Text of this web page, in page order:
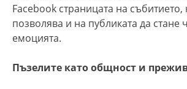
Facebook страницата на събитието,
позволява и на публиката да стане
емоцията.
Пъзелите като общност и